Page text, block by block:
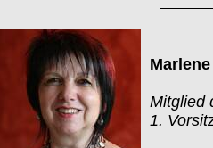
Mitglied
1.